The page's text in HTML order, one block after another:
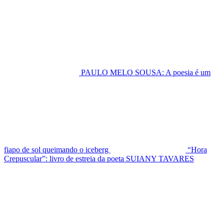
PAULO MELO SOUSA: A poesia é um
fiapo de sol queimando o iceberg
“Hora
Crepuscular”: livro de estreia da poeta SUIANY TAVARES